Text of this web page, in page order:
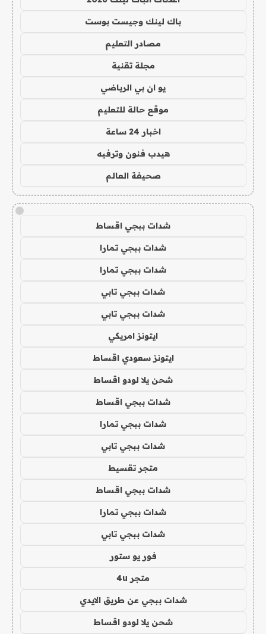
باك لينك وجيست بوست
مصادر التعليم
مجلة تقنية
يو ان بي الرياضي
موقع حالة للتعليم
اخبار 24 ساعة
هيدب فنون وترفيه
صحيفة العالم
!
شدات ببجي اقساط
شدات ببجي تمارا
شدات ببجي تمارا
شدات ببجي تابي
شدات ببجي تابي
ايتونز امريكي
ايتونز سعودي اقساط
شحن يلا لودو اقساط
شدات ببجي اقساط
شدات ببجي تمارا
شدات ببجي تابي
متجر تقسيط
شدات ببجي اقساط
شدات ببجي تمارا
شدات ببجي تابي
فور يو ستور
متجر 4u
شدات ببجي عن طريق الايدي
شحن يلا لودو اقساط